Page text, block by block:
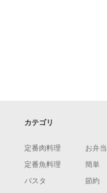
カテゴリ
定番肉料理
定番魚料理
パスタ
お弁当
簡単
節約